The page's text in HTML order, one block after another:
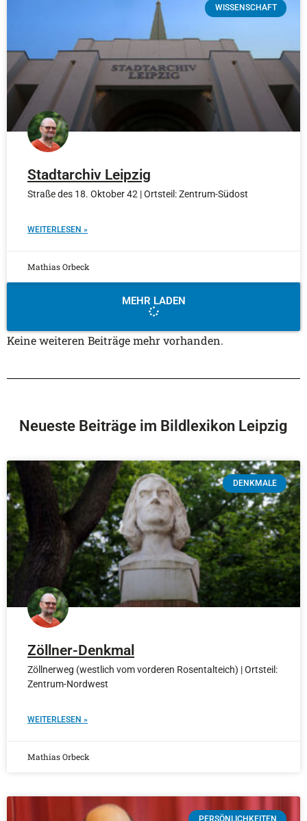
WISSENSCHAFT
Stadtarchiv Leipzig
Straße des 18. Oktober 42 | Ortsteil: Zentrum-Südost
WEITERLESEN »
Mathias Orbeck
MEHR LADEN
Keine weiteren Beiträge mehr vorhanden.
Neueste Beiträge im Bildlexikon Leipzig
DENKMALE
Zöllner-Denkmal
Zöllnerweg (westlich vom vorderen Rosentalteich) | Ortsteil:
Zentrum-Nordwest
WEITERLESEN »
Mathias Orbeck